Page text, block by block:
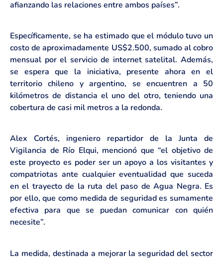
afianzando las relaciones entre ambos países”.
Específicamente, se ha estimado que el módulo tuvo un
costo de aproximadamente US$2.500, sumado al cobro
mensual por el servicio de internet satelital. Además,
se espera que la iniciativa, presente ahora en el
territorio chileno y argentino, se encuentren a 50
kilómetros de distancia el uno del otro, teniendo una
cobertura de casi mil metros a la redonda.
Alex Cortés, ingeniero repartidor de la Junta de
Vigilancia de Río Elqui, mencionó que “el objetivo de
este proyecto es poder ser un apoyo a los visitantes y
compatriotas ante cualquier eventualidad que suceda
en el trayecto de la ruta del paso de Agua Negra. Es
por ello, que como medida de seguridad es sumamente
efectiva para que se puedan comunicar con quién
necesite”.
La medida, destinada a mejorar la seguridad del sector